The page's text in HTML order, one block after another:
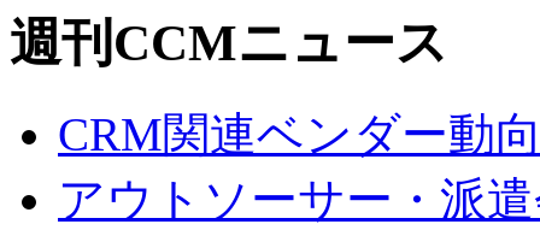
週刊CCMニュース
CRM関連ベンダー動
アウトソーサー・派